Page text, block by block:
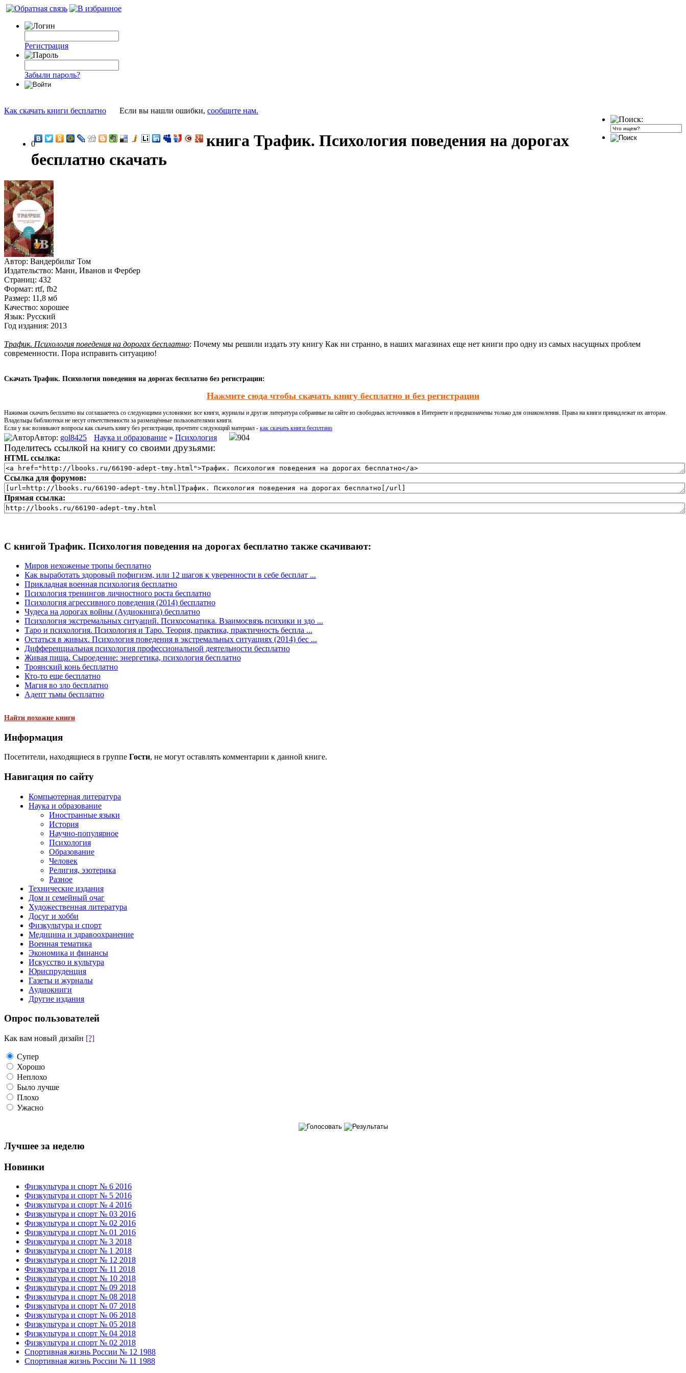
Регистрация
Забыли пароль?
Как скачать книги бесплатно Если вы нашли ошибки, сообщите нам.
0
книга Трафик. Психология поведения на дорогах
бесплатно скачать
Автор: Вандербильт Том
Издательство: Манн, Иванов и Фербер
Страниц: 432
Формат: rtf, fb2
Размер: 11,8 мб
Качество: хорошее
Язык: Русский
Год издания: 2013
Трафик. Психология поведения на дорогах бесплатно: Почему мы решили издать эту книгу Как ни странно, в наших магазинах еще нет книги про одну из самых насущных проблем
современности. Пора исправить ситуацию!
Скачать Трафик. Психология поведения на дорогах бесплатно без регистрации:
Нажмите сюда чтобы скачать книгу бесплатно и без регистрации
Нажимая скачать бесплатно вы соглашаетесь со следующими условиями: все книги, журналы и другая литература собранные на сайте из свободных источников в Интернете и предназначены только для ознакомления. Права на книги принадлежат их авторам.
Владельцы библиотеки не несут ответственности за размещённые пользователями книги.
Если у вас возникают вопросы как скачать книгу без регистрации, прочтите следующий материал - как скачать книги бесплтано
Автор: gol8425 Наука и образование » Психология 904
Поделитесь ссылкой на книгу со своими друзьями:
HTML ссылка:
Ссылка для форумов:
Прямая ссылка:
С книгой Трафик. Психология поведения на дорогах бесплатно также скачивают:
Миров нехоженые тропы бесплатно
Как выработать здоровый пофигизм, или 12 шагов к уверенности в себе бесплат ...
Прикладная военная психология бесплатно
Психология тренингов личностного роста бесплатно
Психология агрессивного поведения (2014) бесплатно
Чудеса на дорогах войны (Аудиокнига) бесплатно
Психология экстремальных ситуаций. Психосоматика. Взаимосвязь психики и здо ...
Таро и психология. Психология и Таро. Теория, практика, практичность беспла ...
Остаться в живых. Психология поведения в экстремальных ситуациях (2014) бес ...
Дифференциальная психология профессиональной деятельности бесплатно
Живая пища. Сыроедение: энергетика, психология бесплатно
Троянский конь бесплатно
Кто-то еще бесплатно
Магия во зло бесплатно
Адепт тьмы бесплатно
Найти похожие книги
Информация
Посетители, находящиеся в группе Гости, не могут оставлять комментарии к данной книге.
Навигация по сайту
Компьютерная литература
Наука и образование
Иностранные языки
История
Научно-популярное
Психология
Образование
Человек
Религия, эзотерика
Разное
Технические издания
Дом и семейный очаг
Художественная литература
Досуг и хобби
Физкультура и спорт
Медицина и здравоохранение
Военная тематика
Экономика и финансы
Искусство и культура
Юриспруденция
Газеты и журналы
Аудиокниги
Другие издания
Опрос пользователей
Как вам новый дизайн [?]
Супер
Хорошо
Неплохо
Было лучше
Плохо
Ужасно
Лучшее за неделю
Новинки
Физкультура и спорт № 6 2016
Физкультура и спорт № 5 2016
Физкультура и спорт № 4 2016
Физкультура и спорт № 03 2016
Физкультура и спорт № 02 2016
Физкультура и спорт № 01 2016
Физкультура и спорт № 3 2018
Физкультура и спорт № 1 2018
Физкультура и спорт № 12 2018
Физкультура и спорт № 11 2018
Физкультура и спорт № 10 2018
Физкультура и спорт № 09 2018
Физкультура и спорт № 08 2018
Физкультура и спорт № 07 2018
Физкультура и спорт № 06 2018
Физкультура и спорт № 05 2018
Физкультура и спорт № 04 2018
Физкультура и спорт № 02 2018
Спортивная жизнь России № 12 1988
Спортивная жизнь России № 11 1988